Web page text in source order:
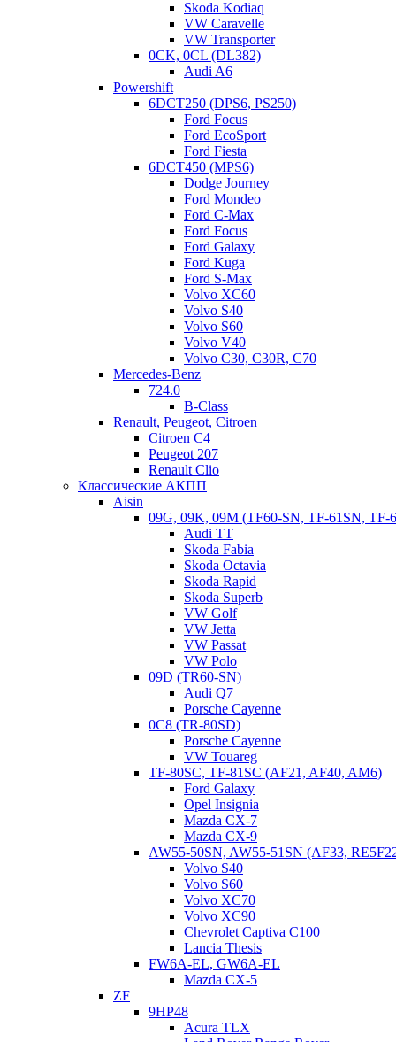
Skoda Kodiaq
VW Caravelle
VW Transporter
0CK, 0CL (DL382)
Audi A6
Powershift
6DCT250 (DPS6, PS250)
Ford Focus
Ford EcoSport
Ford Fiesta
6DCT450 (MPS6)
Dodge Journey
Ford Mondeo
Ford C-Max
Ford Focus
Ford Galaxy
Ford Kuga
Ford S-Max
Volvo XC60
Volvo S40
Volvo S60
Volvo V40
Volvo C30, C30R, C70
Mercedes-Benz
724.0
B-Class
Renault, Peugeot, Citroen
Citroen C4
Peugeot 207
Renault Clio
Классические АКПП
Aisin
09G, 09K, 09M (TF60-SN, TF-61SN, TF-
Audi TT
Skoda Fabia
Skoda Octavia
Skoda Rapid
Skoda Superb
VW Golf
VW Jetta
VW Passat
VW Polo
09D (TR60-SN)
Audi Q7
Porsche Cayenne
0C8 (TR-80SD)
Porsche Cayenne
VW Touareg
TF-80SC, TF-81SC (AF21, AF40, AM6)
Ford Galaxy
Opel Insignia
Mazda CX-7
Mazda CX-9
AW55-50SN, AW55-51SN (AF33,
Volvo S40
Volvo S60
Volvo XC70
Volvo XC90
Chevrolet Captiva C100
Lancia Thesis
FW6A-EL, GW6A-EL
Mazda CX-5
ZF
9HP48
Acura TLX